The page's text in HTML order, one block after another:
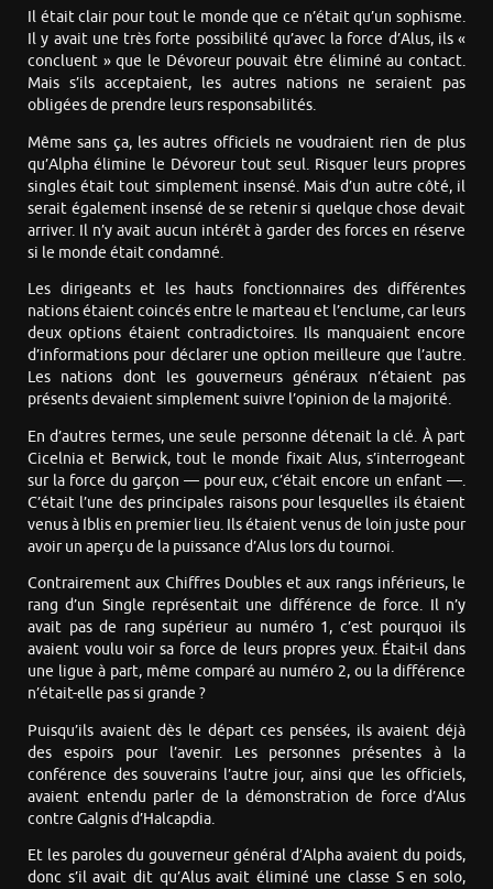
Il était clair pour tout le monde que ce n’était qu’un sophisme.
Il y avait une très forte possibilité qu’avec la force d’Alus, ils «
concluent » que le Dévoreur pouvait être éliminé au contact.
Mais s’ils acceptaient, les autres nations ne seraient pas
obligées de prendre leurs responsabilités.
Même sans ça, les autres officiels ne voudraient rien de plus
qu’Alpha élimine le Dévoreur tout seul. Risquer leurs propres
singles était tout simplement insensé. Mais d’un autre côté, il
serait également insensé de se retenir si quelque chose devait
arriver. Il n’y avait aucun intérêt à garder des forces en réserve
si le monde était condamné.
Les dirigeants et les hauts fonctionnaires des différentes
nations étaient coincés entre le marteau et l’enclume, car leurs
deux options étaient contradictoires. Ils manquaient encore
d’informations pour déclarer une option meilleure que l’autre.
Les nations dont les gouverneurs généraux n’étaient pas
présents devaient simplement suivre l’opinion de la majorité.
En d’autres termes, une seule personne détenait la clé. À part
Cicelnia et Berwick, tout le monde fixait Alus, s’interrogeant
sur la force du garçon — pour eux, c’était encore un enfant —.
C’était l’une des principales raisons pour lesquelles ils étaient
venus à Iblis en premier lieu. Ils étaient venus de loin juste pour
avoir un aperçu de la puissance d’Alus lors du tournoi.
Contrairement aux Chiffres Doubles et aux rangs inférieurs, le
rang d’un Single représentait une différence de force. Il n’y
avait pas de rang supérieur au numéro 1, c’est pourquoi ils
avaient voulu voir sa force de leurs propres yeux. Était-il dans
une ligue à part, même comparé au numéro 2, ou la différence
n’était-elle pas si grande ?
Puisqu’ils avaient dès le départ ces pensées, ils avaient déjà
des espoirs pour l’avenir. Les personnes présentes à la
conférence des souverains l’autre jour, ainsi que les officiels,
avaient entendu parler de la démonstration de force d’Alus
contre Galgnis d’Halcapdia.
Et les paroles du gouverneur général d’Alpha avaient du poids,
donc s’il avait dit qu’Alus avait éliminé une classe S en solo,